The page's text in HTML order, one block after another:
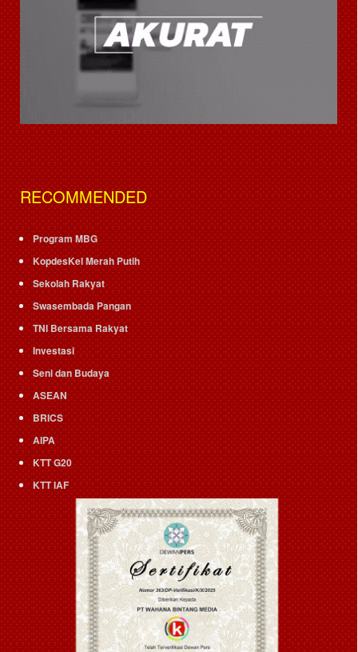
RECOMMENDED
Program MBG
KopdesKel Merah Putih
Sekolah Rakyat
Swasembada Pangan
TNI Bersama Rakyat
Investasi
Seni dan Budaya
ASEAN
BRICS
AIPA
KTT G20
KTT IAF